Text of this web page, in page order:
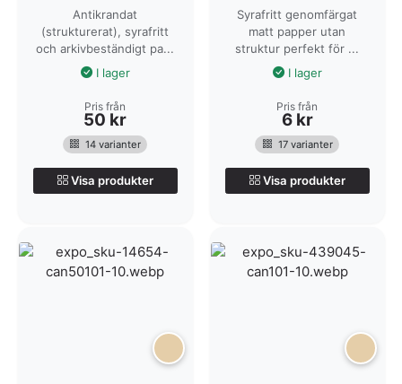
Antikrandat
(strukturerat), syrafritt
och arkivbeständigt pa...
I lager
Pris från
50 kr
14 varianter
Visa produkter
Syrafritt genomfärgat
matt papper utan
struktur perfekt för ...
I lager
Pris från
6 kr
17 varianter
Visa produkter